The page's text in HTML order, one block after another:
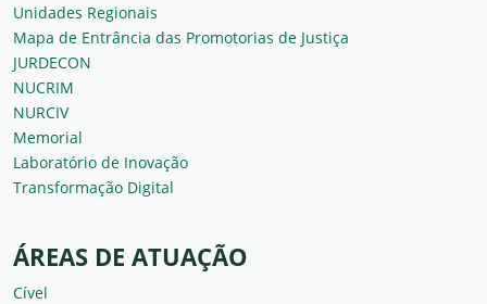
Unidades Regionais
Mapa de Entrância das Promotorias de Justiça
JURDECON
NUCRIM
NURCIV
Memorial
Laboratório de Inovação
Transformação Digital
ÁREAS DE ATUAÇÃO
Cível